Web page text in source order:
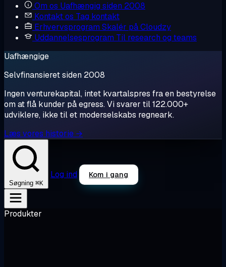
Om os Uafhængig siden 2008
Kontakt os Tag kontakt
Erhvervsprogram Skalér på Cloudzy
Uddannelsesprogram Til research og teams
Uafhængige
Selvfinansieret siden 2008
Ingen venturekapital, intet kvartalspres fra en bestyrelse
om at flå kunder på egress. Vi svarer til 122.000+
udviklere, ikke til et moderselskabs regneark.
Læs vores historie →
Søgning ⌘K
Log ind Kom i gang
Produkter